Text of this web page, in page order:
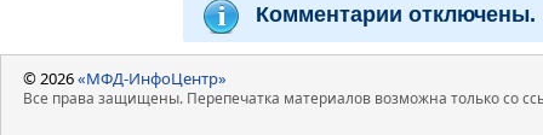
Комментарии отключены.
© 2026«МФД-ИнфоЦентр»
Все права защищены. Перепечатка материалов возможна только со